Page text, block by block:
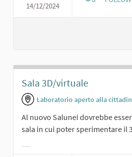
14/12/2024
Sala 3D/virtuale
Laboratorio aperto alla
Al nuovo Salunei dovrebbe
sala in cui poter sperimentare il